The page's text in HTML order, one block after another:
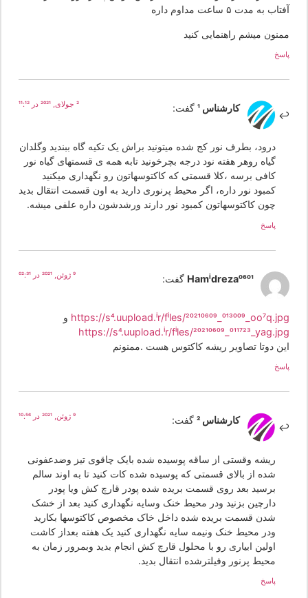
به مدت ۵ ساعت مداوم داره
میشم راهنمایی کنید
کارشناس 1 گفت:
درود، بطرف نور کج شده میتونید براش یک تکیه گاه ببندید وگلدان
گیاه روهر هفته نود درجه بچرخونید تابه همه ی قسمتهای گیاه نور
کافی برسه ،کلا قسمتی که کاکتوسهاتون رو نگهداری میکنید
کمبود نور داره، اگر محیط پرنوری دارید به اون قسمت انتقال بدید
چون کاکتوسهاتون کمبود نور دارند ورشدشون داره علفی میشه.
Hamidreza0601 گفت:
https://s4.uupload.ir/files/و
https://s4.uupload.ir/files/
دوتا تصاویر ریشه کاکتوس هست .ممنونم
کارشناس 2 گفت:
ریشه وقستی از ساقه پوسیده شده بایک چاقوی تیز وضدعفونی
شده از بالای قسمتی که پوسیده شده کات کنید تا به اوند سالم
برسید بعد روی قسمت بریده شده پودر قارچ کش ویا پودر
دارچین بزنید ودر محیط خنک وسایه نگهداری کنید بعد از خشک
شدن قسمت بریده شده داخل خاک مخصوص کاکتوسها بکارید
ودر محیط خنک ونیمه سایه نگهداری کنید یک هفته بعداز کاشت
اولین ابیاری رو با محلول قارچ کش انجام بدید وبمرور زمان به
محیط پرنور وفیلترشده انتقال بدید.